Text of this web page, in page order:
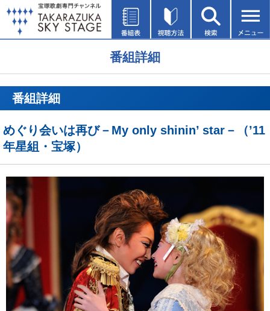
番組詳細
番組詳細
めぐり会いは再び－My only shinin’ star－（’11
年星組・宝塚）